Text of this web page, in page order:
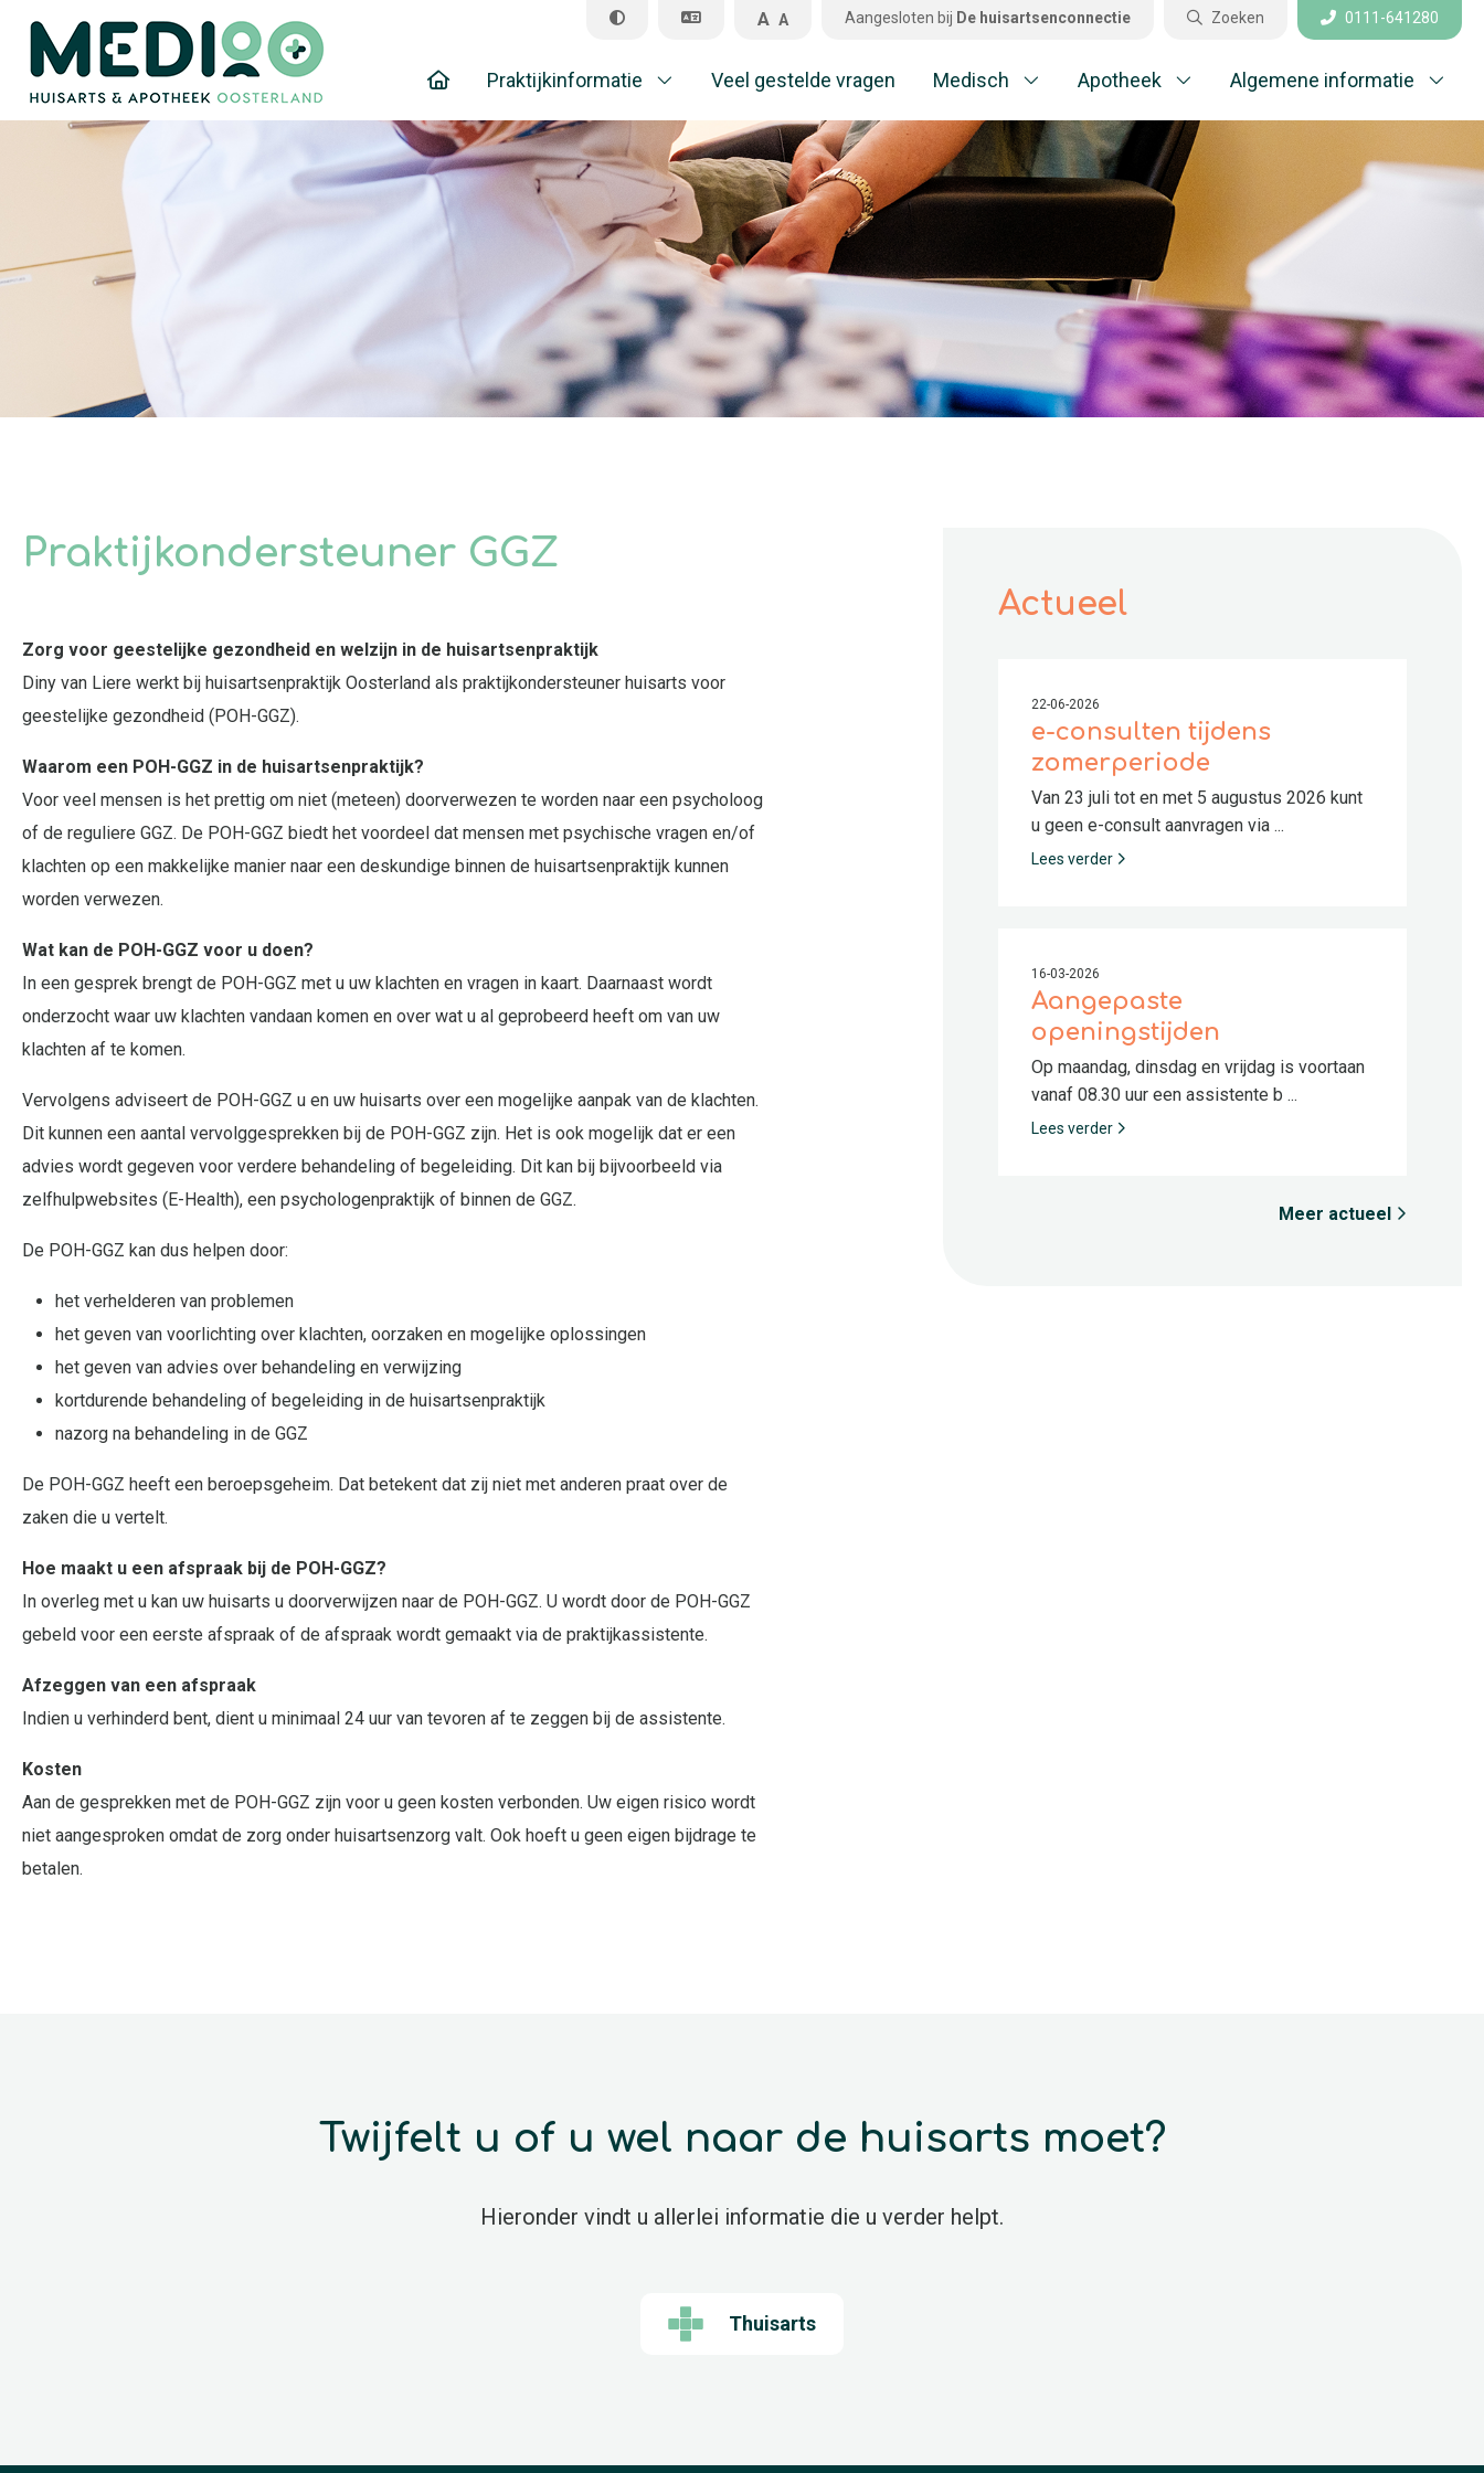
Sluiten
Veel gestelde vragen
Apotheek
A A Aangesloten bij De huisartsenconnectie Zoeken 0111-641280
Praktijkinformatie Veel gestelde vragen Medisch Apotheek Algemene informatie
Praktijkondersteuner GGZ
Zorg voor geestelijke gezondheid en welzijn in de huisartsenpraktijk
Diny van Liere werkt bij huisartsenpraktijk Oosterland als praktijkondersteuner huisarts voor
geestelijke gezondheid (POH-GGZ).
Waarom een POH-GGZ in de huisartsenpraktijk?
Voor veel mensen is het prettig om niet (meteen) doorverwezen te worden naar een psycholoog
of de reguliere GGZ. De POH-GGZ biedt het voordeel dat mensen met psychische vragen en/of
klachten op een makkelijke manier naar een deskundige binnen de huisartsenpraktijk kunnen
worden verwezen.
Wat kan de POH-GGZ voor u doen?
In een gesprek brengt de POH-GGZ met u uw klachten en vragen in kaart. Daarnaast wordt
onderzocht waar uw klachten vandaan komen en over wat u al geprobeerd heeft om van uw
klachten af te komen.
Vervolgens adviseert de POH-GGZ u en uw huisarts over een mogelijke aanpak van de klachten.
Dit kunnen een aantal vervolggesprekken bij de POH-GGZ zijn. Het is ook mogelijk dat er een
advies wordt gegeven voor verdere behandeling of begeleiding. Dit kan bij bijvoorbeeld via
zelfhulpwebsites (E-Health), een psychologenpraktijk of binnen de GGZ.
De POH-GGZ kan dus helpen door:
het verhelderen van problemen
het geven van voorlichting over klachten, oorzaken en mogelijke oplossingen
het geven van advies over behandeling en verwijzing
kortdurende behandeling of begeleiding in de huisartsenpraktijk
nazorg na behandeling in de GGZ
De POH-GGZ heeft een beroepsgeheim. Dat betekent dat zij niet met anderen praat over de
zaken die u vertelt.
Hoe maakt u een afspraak bij de POH-GGZ?
In overleg met u kan uw huisarts u doorverwijzen naar de POH-GGZ. U wordt door de POH-GGZ
gebeld voor een eerste afspraak of de afspraak wordt gemaakt via de praktijkassistente.
Afzeggen van een afspraak
Indien u verhinderd bent, dient u minimaal 24 uur van tevoren af te zeggen bij de assistente.
Kosten
Aan de gesprekken met de POH-GGZ zijn voor u geen kosten verbonden. Uw eigen risico wordt
niet aangesproken omdat de zorg onder huisartsenzorg valt. Ook hoeft u geen eigen bijdrage te
betalen.
Actueel
22-06-2026
e-consulten tijdens
zomerperiode
Van 23 juli tot en met 5 augustus 2026 kunt
u geen e-consult aanvragen via ...
Lees verder
16-03-2026
Aangepaste
openingstijden
Op maandag, dinsdag en vrijdag is voortaan
vanaf 08.30 uur een assistente b ...
Lees verder
Meer actueel
Twijfelt u of u wel naar de huisarts moet?
Hieronder vindt u allerlei informatie die u verder helpt.
Thuisarts